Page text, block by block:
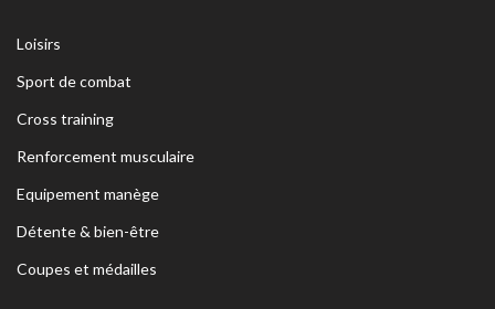
Loisirs
Sport de combat
Cross training
Renforcement musculaire
Equipement manège
Détente & bien-être
Coupes et médailles